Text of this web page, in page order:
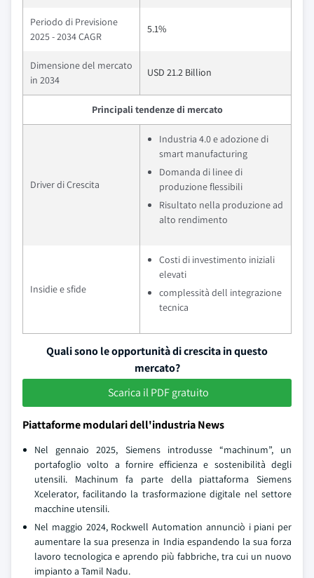
Periodo di Previsione
2025 - 2034 CAGR
5.1%
Dimensione del mercato
in 2034
USD 21.2 Billion
Principali tendenze di mercato
Driver di Crescita
Industria 4.0 e adozione di
smart manufacturing
Domanda di linee di
produzione flessibili
Risultato nella produzione ad
alto rendimento
Insidie e sfide
Costi di investimento iniziali
elevati
complessità dell integrazione
tecnica
Quali sono le opportunità di crescita in questo
mercato?
Scarica il PDF gratuito
Piattaforme modulari dell'industria News
Nel gennaio 2025, Siemens introdusse “machinum”, un
portafoglio volto a fornire efficienza e sostenibilità degli
utensili. Machinum fa parte della piattaforma Siemens
Xcelerator, facilitando la trasformazione digitale nel settore
macchine utensili.
Nel maggio 2024, Rockwell Automation annunciò i piani per
aumentare la sua presenza in India espandendo la sua forza
lavoro tecnologica e aprendo più fabbriche, tra cui un nuovo
impianto a Tamil Nadu.